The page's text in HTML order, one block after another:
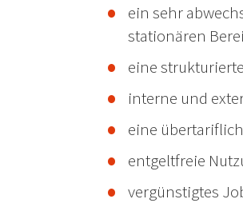
ein sehr
stationären
eine
interne und
eine
entgeltfreie
vergünstigtes